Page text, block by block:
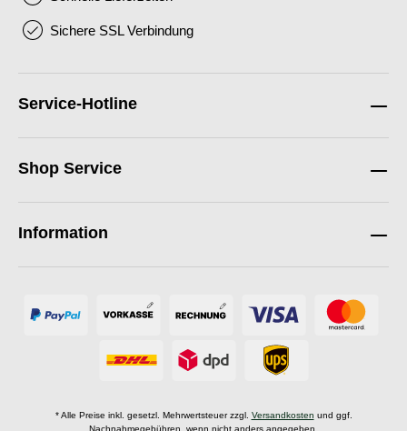
Sichere SSL Verbindung
Service-Hotline
Shop Service
Information
* Alle Preise inkl. gesetzl. Mehrwertsteuer zzgl. Versandkosten und ggf.
Nachnahmegebühren, wenn nicht anders angegeben.